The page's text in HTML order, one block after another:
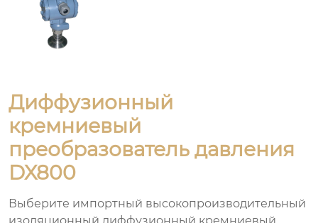
Диффузионный
кремниевый
преобразователь давления
DX800
Выберите импортный высокопроизводительный